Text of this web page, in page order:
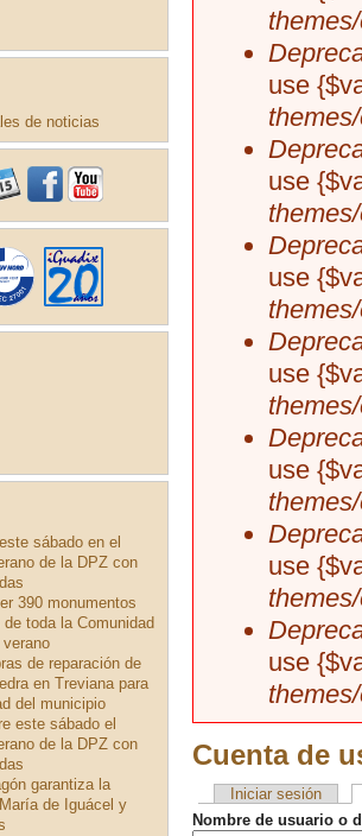
de noticias
sábado en el
de la DPZ con
390 monumentos
toda la Comunidad
de reparación de
en Treviana para
del municipio
este sábado el
de la DPZ con
garantiza la
de Iguácel y
use
use
use
use
use
use
use
Cuenta de
Solapas
Iniciar sesión
Nombre de usuario o